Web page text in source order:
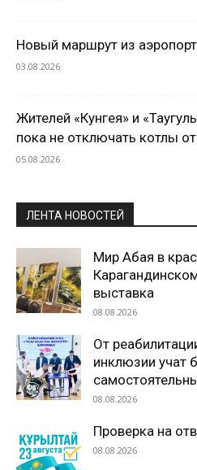
Новый маршрут из
03.08.2026
Жителей «Кунгея» и
пока не отключать котлы
05.08.2026
ЛЕНТА НОВОСТЕЙ
Мир Абая в
выставка
08.08.2026
От
инклюзии учат
08.08.2026
Проверка на
08.08.2026